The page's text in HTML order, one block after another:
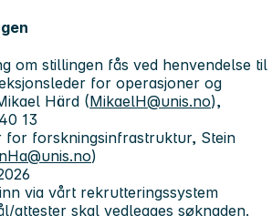
om stillingen fås ved henvendelse til
for operasjoner og
Härd (MikaelH@unis.no),
13
for forskningsinfrastruktur, Stein
)
via vårt rekrutteringssystem
attester skal vedlegges søknaden.